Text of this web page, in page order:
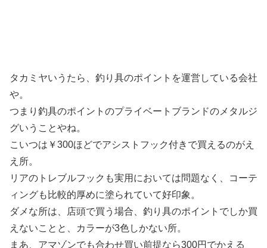
タカミヤいうたら、釣り具のポイントを運営している会社
や。
つまり釣具のポイントのプライベートブランドのメタルジ
グいうことやね。
こいつは￥300ほどでアシストフック付きで買えるのがえ
え所。
リアのトレブルフックも実用においては問題なく、コーテ
ィングも比較的厚めに塗られていて好印象。
ダメな所は、店頭で買う場合、釣り具のポイントでしか買
えないことと、カラーが3色しかない所。
まあ、アマゾンでも合わせ買い前提なら300円でかえる